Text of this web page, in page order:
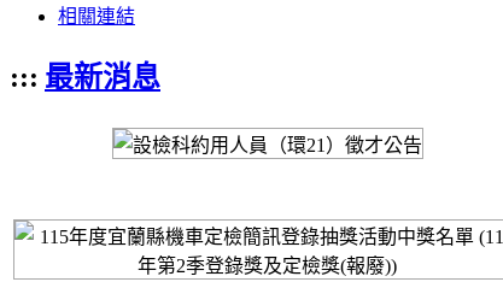
相關連結
::: 最新消息